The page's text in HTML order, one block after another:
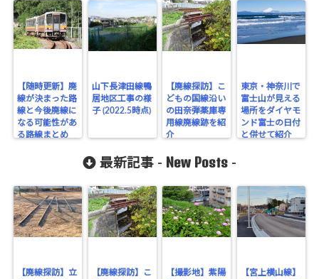
【随時更新】廃
線が決まった路
線と今後廃線に
なる可能性があ
る路線まとめ
山下長津田線鴨
居地区工事の様
子 (2022.5時点)
【廃線探訪】こ
どもの国線沿い
の田奈弾薬庫専
用線廃線跡を紹
介
東京・神奈川で
富士山が見える
場所をダイヤモ
ンド富士の日付
と併せて紹介
最新記事 - New Posts -
【廃線探訪】立
【廃線探訪】こ
【撮影地】紫陽
【宮上横山線】